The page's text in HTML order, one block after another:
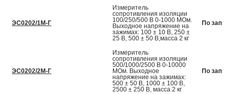
ЭС0202/1М-Г
Измеритель
сопротивления изоляции
100/250/500 В 0-1000 МОм.
Выходное напряжение на
зажимах: 100 ± 10 В, 250 ±
25 В, 500 ± 50 В,масса 2 кг
По
ЭС0202/2М-Г
Измеритель
сопротивления изоляции
500/1000/2500 В 0-10000
МОм. Выходное
напряжение на зажимах:
500 ± 50 В, 1000 ± 100 В,
2500 ± 250 В, масса 2 кг
По